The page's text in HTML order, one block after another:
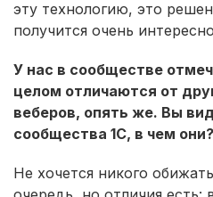
эту технологию, это
получится очень
У нас в сообществе
целом отличаются от
веберов, опять же. Вы
сообщества 1С, в чем они?
Не хочется никого